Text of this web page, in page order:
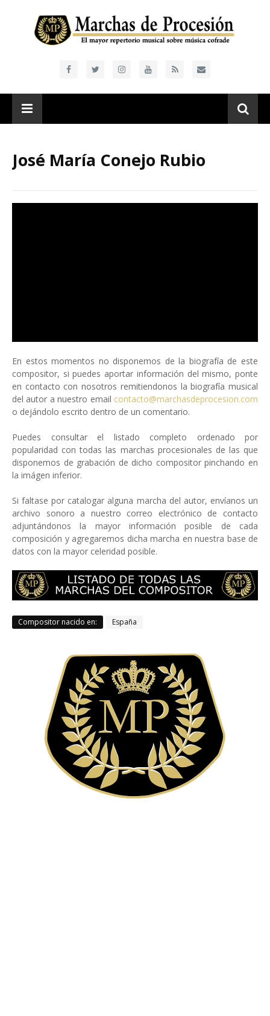
José María Conejo Rubio
En estos momentos no disponemos de la biografía de este
compositor, si puedes aportar información del mismo, ponte
en contacto con nosotros remitiendonos la biografía musical
del autor a nuestro email contacto@marchasdeprocesion.com
o dejándolo escrito dentro de un comentario.
Puedes consultar el listado completo ordenado por
popularidad con todas las marchas procesionales de las que
disponemos de grabación de dicho compositor pinchando en
la imágen inferior.
Si faltase por catalogar alguna marcha del autor, envíanos un
archivo sonoro a nuestro correo electrónico de contacto
adjuntándonos la mayor información posible de cada
composición y agregaremos dicha marcha en nuestra base de
datos con la mayor celeridad posible.
Compositor nacido en: España